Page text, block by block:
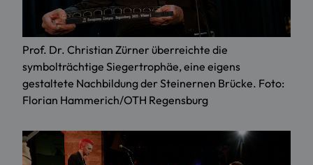
Prof. Dr. Christian Zürner überreichte die
symbolträchtige Siegertrophäe, eine eigens
gestaltete Nachbildung der Steinernen Brücke. Foto:
Florian Hammerich/OTH Regensburg